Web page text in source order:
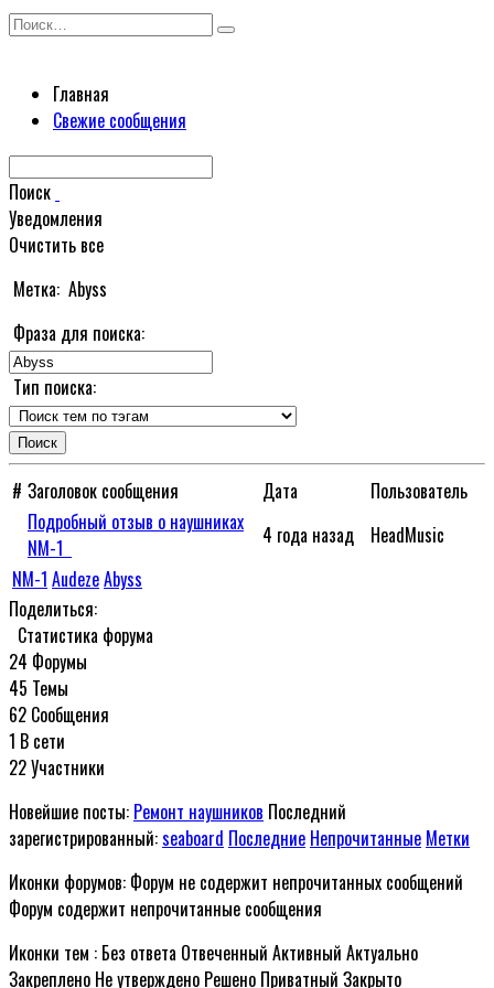
Перейти
Search
Главная
Свежие сообщения
Поиск
Уведомления
Очистить все
Метка: Abyss
Фраза для поиска:
Тип поиска:
# Заголовок сообщения Дата
Пользователь
Подробный отзыв о наушниках
NM-1
4 года назад
HeadMusic
NM-1 AudezeAbyss
Поделиться:
Статистика форума
24 Форумы
45 Темы
62 Сообщения
1 В сети
22Участники
Новейшие посты: Ремонт наушников Последний
зарегистрированный:seaboard Последние Непрочитанные Метки
Иконки форумов: Форум не содержит непрочитанных сообщений
Форум содержит непрочитанные сообщения
Иконки тем : Без ответа Отвеченный Активный Актуально
Закреплено Не утверждено Решено Приватный Закрыто